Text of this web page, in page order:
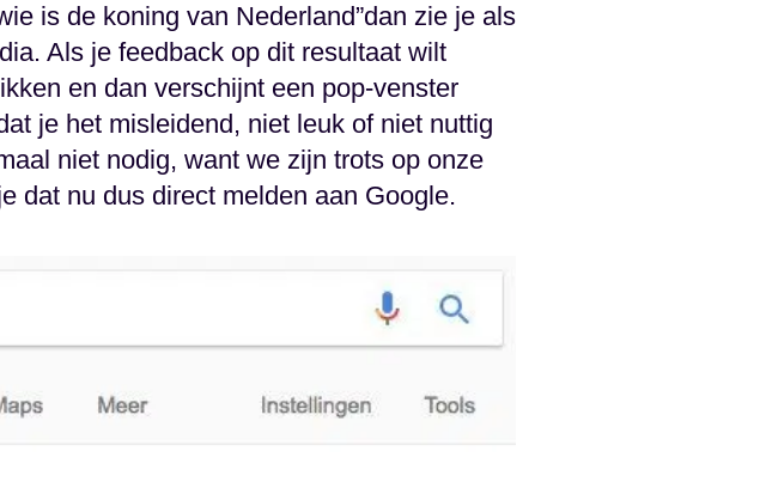
is de koning van Nederland”dan zie je als
Als je feedback op dit resultaat wilt
en dan verschijnt een pop-venster
je het misleidend, niet leuk of niet nuttig
niet nodig, want we zijn trots op onze
dat nu dus direct melden aan Google.